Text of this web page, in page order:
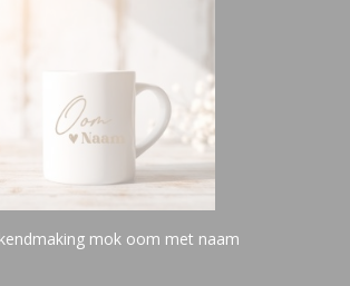
mok oom met naam